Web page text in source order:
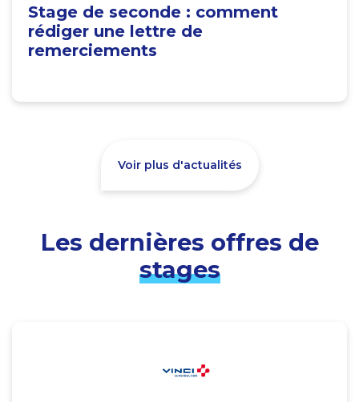
Stage de seconde : comment
rédiger une lettre de
remerciements
Voir plus d'actualités
Les dernières offres de
stages